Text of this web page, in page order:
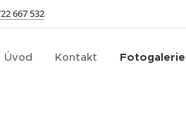
667 532
Úvod Kontakt Fotogalerie